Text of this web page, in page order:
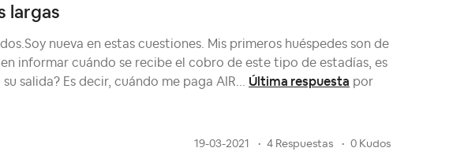
largas
nueva en estas cuestiones. Mis primeros huéspedes son de
informar cuándo se recibe el cobro de este tipo de estadías, es
salida? Es decir, cuándo me paga AIR... Última respuesta por
19-03-2021 4 Respuestas 0 Kudos